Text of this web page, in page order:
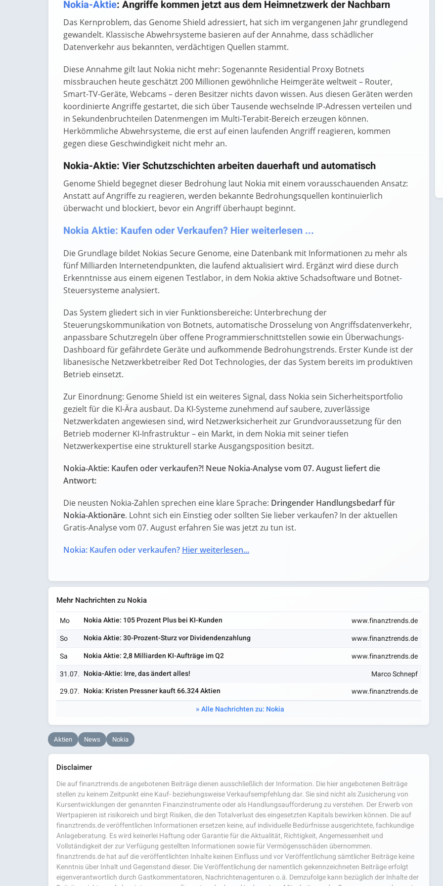
Nokia-Aktie: Angriffe kommen jetzt aus dem Heimnetzwerk der Nachbarn
Das Kernproblem, das Genome Shield adressiert, hat sich im vergangenen Jahr grundlegend
gewandelt. Klassische Abwehrsysteme basieren auf der Annahme, dass schädlicher
Datenverkehr aus bekannten, verdächtigen Quellen stammt.
Diese Annahme gilt laut Nokia nicht mehr: Sogenannte Residential Proxy Botnets
missbrauchen heute geschätzt 200 Millionen gewöhnliche Heimgeräte weltweit – Router,
Smart-TV-Geräte, Webcams – deren Besitzer nichts davon wissen. Aus diesen Geräten werden
koordinierte Angriffe gestartet, die sich über Tausende wechselnde IP-Adressen verteilen und
in Sekundenbruchteilen Datenmengen im Multi-Terabit-Bereich erzeugen können.
Herkömmliche Abwehrsysteme, die erst auf einen laufenden Angriff reagieren, kommen
gegen diese Geschwindigkeit nicht mehr an.
Nokia-Aktie: Vier Schutzschichten arbeiten dauerhaft und automatisch
Genome Shield begegnet dieser Bedrohung laut Nokia mit einem vorausschauenden Ansatz:
Anstatt auf Angriffe zu reagieren, werden bekannte Bedrohungsquellen kontinuierlich
überwacht und blockiert, bevor ein Angriff überhaupt beginnt.
Nokia Aktie: Kaufen oder Verkaufen? Hier weiterlesen ...
Die Grundlage bildet Nokias Secure Genome, eine Datenbank mit Informationen zu mehr als
fünf Milliarden Internetendpunkten, die laufend aktualisiert wird. Ergänzt wird diese durch
Erkenntnisse aus einem eigenen Testlabor, in dem Nokia aktive Schadsoftware und Botnet-
Steuersysteme analysiert.
Das System gliedert sich in vier Funktionsbereiche: Unterbrechung der
Steuerungskommunikation von Botnets, automatische Drosselung von Angriffsdatenverkehr,
anpassbare Schutzregeln über offene Programmierschnittstellen sowie ein Überwachungs-
Dashboard für gefährdete Geräte und aufkommende Bedrohungstrends. Erster Kunde ist der
libanesische Netzwerkbetreiber Red Dot Technologies, der das System bereits im produktiven
Betrieb einsetzt.
Zur Einordnung: Genome Shield ist ein weiteres Signal, dass Nokia sein Sicherheitsportfolio
gezielt für die KI-Ära ausbaut. Da KI-Systeme zunehmend auf saubere, zuverlässige
Netzwerkdaten angewiesen sind, wird Netzwerksicherheit zur Grundvoraussetzung für den
Betrieb moderner KI-Infrastruktur – ein Markt, in dem Nokia mit seiner tiefen
Netzwerkexpertise eine strukturell starke Ausgangsposition besitzt.
Nokia-Aktie: Kaufen oder verkaufen?! Neue Nokia-Analyse vom 07. August liefert die
Antwort:
Die neusten Nokia-Zahlen sprechen eine klare Sprache: Dringender Handlungsbedarf für
Nokia-Aktionäre. Lohnt sich ein Einstieg oder sollten Sie lieber verkaufen? In der aktuellen
Gratis-Analyse vom 07. August erfahren Sie was jetzt zu tun ist.
Nokia: Kaufen oder verkaufen? Hier weiterlesen...
Mehr Nachrichten zu Nokia
Mo Nokia Aktie: 105 Prozent Plus bei KI-Kunden
www.finanztrends.de
So
Nokia Aktie: 30-Prozent-Sturz vor Dividendenzahlung
www.finanztrends.de
Sa
Nokia Aktie: 2,8 Milliarden KI-Aufträge im Q2
www.finanztrends.de
31.07. Nokia-Aktie: Irre, das ändert alles!
Marco Schnepf
29.07. Nokia: Kristen Pressner kauft 66.324 Aktien
www.finanztrends.de
Alle Nachrichten zu: Nokia
Aktien News Nokia
Disclaimer
Die auf finanztrends.de angebotenen Beiträge dienen ausschließlich der Information. Die hier angebotenen Beiträge
stellen zu keinem Zeitpunkt eine Kauf- beziehungsweise Verkaufsempfehlung dar. Sie sind nicht als Zusicherung von
Kursentwicklungen der genannten Finanzinstrumente oder als Handlungsaufforderung zu verstehen. Der Erwerb von
Wertpapieren ist risikoreich und birgt Risiken, die den Totalverlust des eingesetzten Kapitals bewirken können. Die auf
finanztrends.de veröffentlichen Informationen ersetzen keine, auf individuelle Bedürfnisse ausgerichtete, fachkundige
Anlageberatung. Es wird keinerlei Haftung oder Garantie für die Aktualität, Richtigkeit, Angemessenheit und
Vollständigkeit der zur Verfügung gestellten Informationen sowie für Vermögensschäden übernommen.
finanztrends.de hat auf die veröffentlichten Inhalte keinen Einfluss und vor Veröffentlichung sämtlicher Beiträge keine
Kenntnis über Inhalt und Gegenstand dieser. Die Veröffentlichung der namentlich gekennzeichneten Beiträge erfolgt
eigenverantwortlich durch Gastkommentatoren, Nachrichtenagenturen o.ä. Demzufolge kann bezüglich der Inhalte der